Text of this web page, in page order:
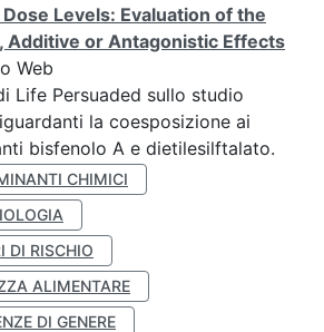
Levels: Evaluation of the
Additive or Antagonistic Effects
Web
Life Persuaded sullo studio
la coesposizione ai
bisfenolo A e dietilesilftalato.
CHIMICI
DI RISCHIO
ALIMENTARE
DI GENERE